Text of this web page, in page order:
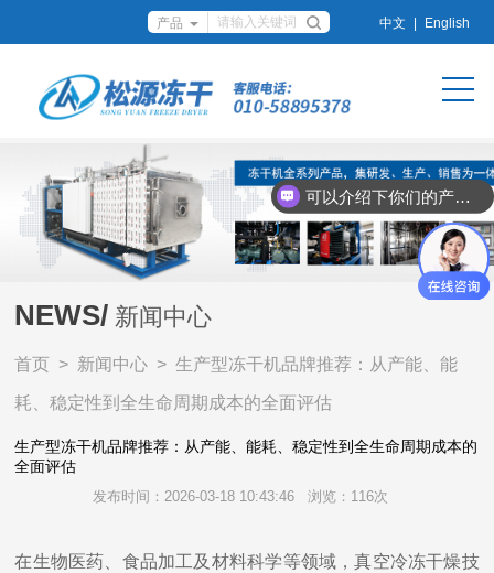
中文 English
NEWS/ 新闻中心
首页 > 新闻中心 > 生产型冻干机品牌推荐：从产能、能
耗、稳定性到全生命周期成本的全面评估
生产型冻干机品牌推荐：从产能、能耗、稳定性到全生命周期成本的
全面评估
发布时间：2026-03-18 10:43:46 浏览：116次
在生物医药、食品加工及材料科学等领域，真空冷冻干燥技
可以介绍下你们的产品么？